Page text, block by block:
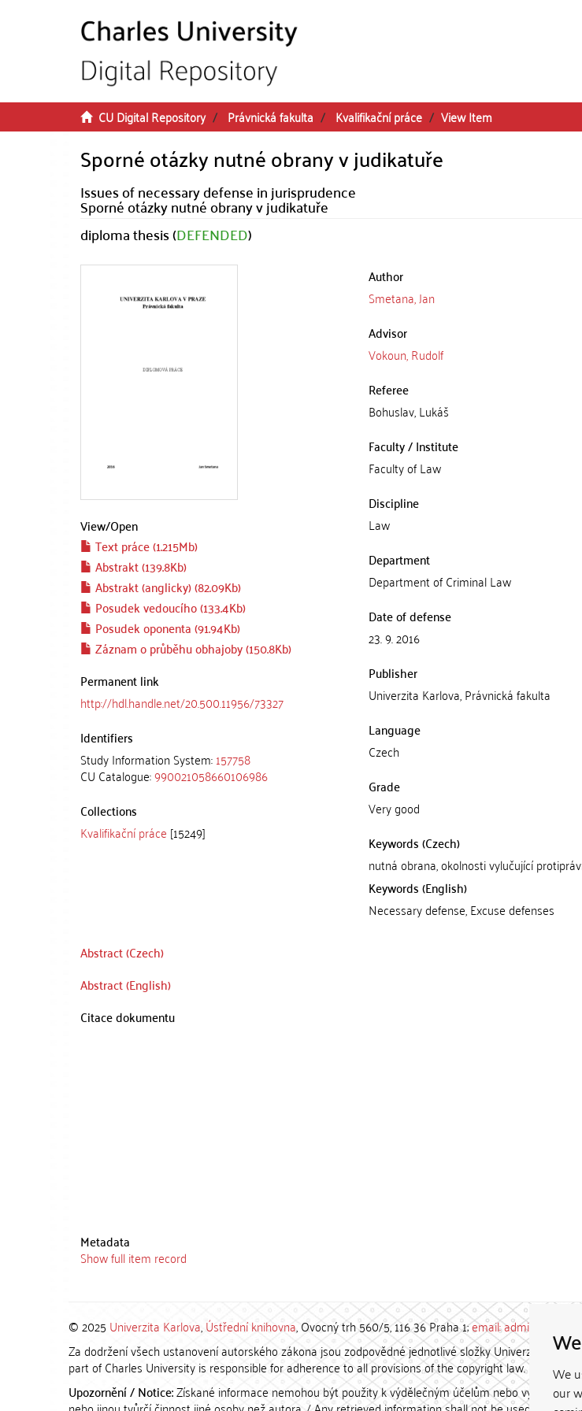
We
our
CU Digital Repository Právnická fakulta Kvalifikační práce View Item
Sporné otázky nutné obrany v judikatuře
Issues of necessary defense in jurisprudence
Sporné otázky nutné obrany v judikatuře
diploma thesis (DEFENDED)
View/Open
Text práce (1.215Mb)
Abstrakt (139.8Kb)
Abstrakt (anglicky) (82.09Kb)
Posudek vedoucího (133.4Kb)
Posudek oponenta (91.94Kb)
Záznam o průběhu obhajoby (150.8Kb)
Permanent link
http://hdl.handle.net/20.500.11956/73327
Identifiers
Study Information System:157758
CU Catalogue:990021058660106986
Collections
Kvalifikační práce [15249]
Author
Smetana, Jan
Advisor
Vokoun, Rudolf
Referee
Bohuslav, Lukáš
Faculty / Institute
Faculty of Law
Discipline
Law
Department
Department of Criminal Law
Date of defense
23. 9. 2016
Publisher
Univerzita Karlova, Právnická fakulta
Language
Czech
Grade
Very good
Keywords (Czech)
nutná obrana, okolnosti vylučující
Keywords (English)
Necessary defense, Excuse defenses
Abstract (Czech)
Abstract (English)
Citace dokumentu
Metadata
Show full item record
© 2025 Univerzita Karlova,Ústřední knihovna, Ovocný trh 560/5, 116 36 Praha 1;email: admin-repozitar
Za dodržení všech ustanovení autorského zákona jsou zodpovědné jednotlivé složky Univerzity
part of Charles University is responsible for adherence to all provisions of the copyright law.
Upozornění / Notice:Získané informace nemohou být použity k výdělečným účelům nebo vydávány